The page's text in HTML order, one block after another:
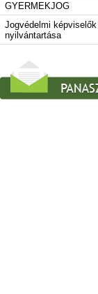
GYERMEKJOG
Jogvédelmi képviselők
nyilvántartása